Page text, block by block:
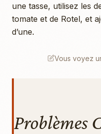
une tasse, utilisez les
tomate et de Rotel, et
d’une.
Vous voyez
Problèmes